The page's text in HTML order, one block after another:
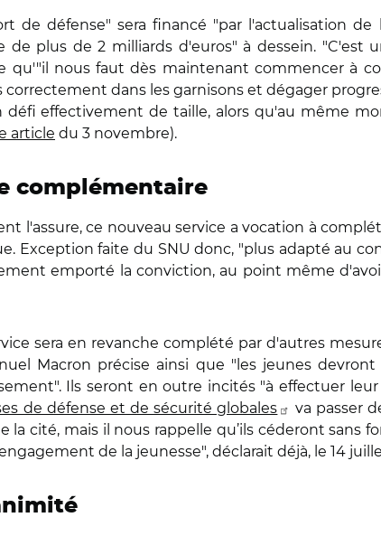
de défense" sera financé "par l'actualisation
de plus de 2 milliards d'euros" à dessein.
qu'"il nous faut dès maintenant commencer à
correctement dans les garnisons et dégager
défi effectivement de taille, alors qu'au même
article du 3 novembre).
complémentaire
l'assure, ce nouveau service a vocation à
Exception faite du SNU donc, "plus adapté au
emporté la conviction, au point même
sera en revanche complété par d'autres
Macron précise ainsi que "les jeunes
Ils seront en outre incités "à effectuer
de défense et de sécurité globales
va passer
la cité, mais il nous rappelle qu’ils céderont sans
de la jeunesse", déclarait déjà, le 14